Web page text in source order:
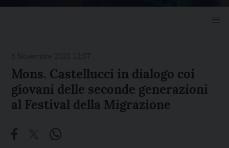
Mons. Castellucci in dialogo coi
giovani delle seconde generazioni
al Festival della Migrazione